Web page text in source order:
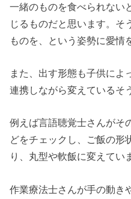
一緒のものを食べられない
じるものだと思います。 そ
ものを、という姿勢に愛情
また、出す形態も子供によ
連携しながら変えているそ
例えば言語聴覚士さんがそ
どをチェックし、ご飯の形
り、丸型や軟飯に変えてい
作業療法士さんが手の動き